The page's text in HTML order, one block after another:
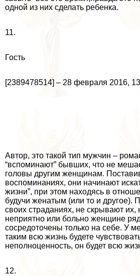
одной из них сделать ребенка.
11.
Гость
[2389478514] – 28 февраля 2016,
Автор, это такой тип мужчин –
“вспоминают” бывших, что не
головы другим женщинам.
воспоминаниях, они начинают
жизни”, при этом находясь в
будучи женатым (или то и другое).
своих страданиях, не скрывают их,
неприятно или больно женщине
сосредоточены только на себе. У
таким всю жизнь будете
неполноценность, он будет всю
12.